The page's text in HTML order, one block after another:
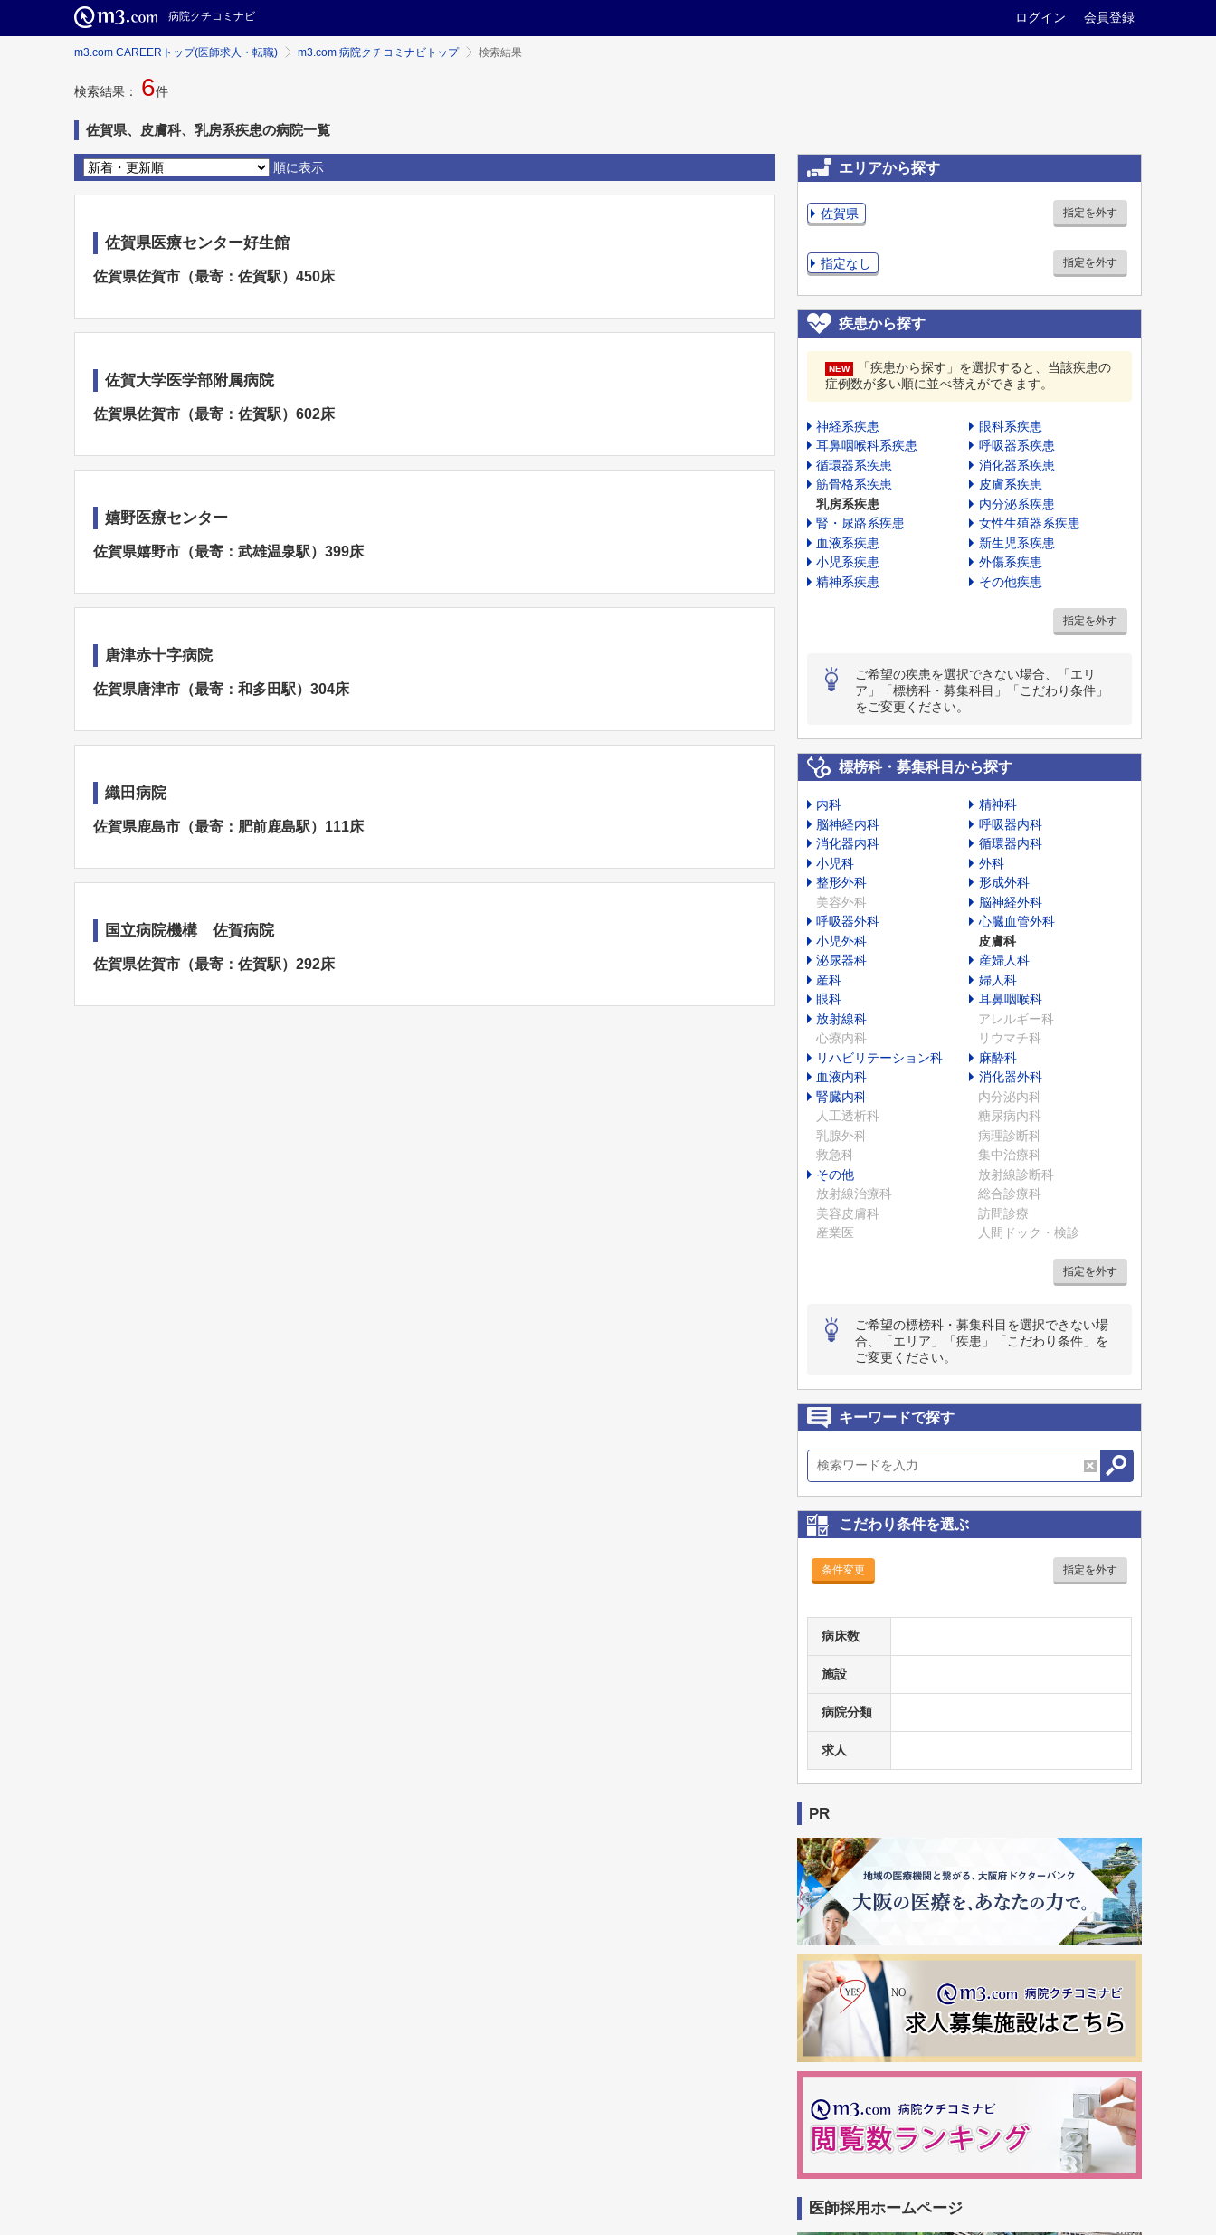
病院クチコミナビ ログイン 会員登録
m3.com CAREERトップ(医師求人・転職) m3.com 病院クチコミナビトップ 検索結果
検索結果： 6件
佐賀県、皮膚科、乳房系疾患の病院一覧
順に表示
佐賀県医療センター好生館
佐賀県佐賀市（最寄：佐賀駅）450床
佐賀大学医学部附属病院
佐賀県佐賀市（最寄：佐賀駅）602床
嬉野医療センター
佐賀県嬉野市（最寄：武雄温泉駅）399床
唐津赤十字病院
佐賀県唐津市（最寄：和多田駅）304床
織田病院
佐賀県鹿島市（最寄：肥前鹿島駅）111床
国立病院機構 佐賀病院
佐賀県佐賀市（最寄：佐賀駅）292床
エリアから探す
佐賀県 指定を外す
指定なし 指定を外す
疾患から探す
NEW
「疾患から探す」を選択すると、当該疾患の
症例数が多い順に並べ替えができます。
神経系疾患
眼科系疾患
耳鼻咽喉科系疾患
呼吸器系疾患
循環器系疾患
消化器系疾患
筋骨格系疾患
皮膚系疾患
乳房系疾患
内分泌系疾患
腎・尿路系疾患
女性生殖器系疾患
血液系疾患
新生児系疾患
小児系疾患
外傷系疾患
精神系疾患
その他疾患
指定を外す
ご希望の疾患を選択できない場合、「エリ
ア」「標榜科・募集科目」「こだわり条件」
をご変更ください。
標榜科・募集科目から探す
内科
精神科
脳神経内科
呼吸器内科
消化器内科
循環器内科
小児科
外科
整形外科
形成外科
美容外科
脳神経外科
呼吸器外科
心臓血管外科
小児外科
皮膚科
泌尿器科
産婦人科
産科
婦人科
眼科
耳鼻咽喉科
放射線科
アレルギー科
心療内科
リウマチ科
リハビリテーション科
麻酔科
血液内科
消化器外科
腎臓内科
内分泌内科
人工透析科
糖尿病内科
乳腺外科
病理診断科
救急科
集中治療科
その他
放射線診断科
放射線治療科
総合診療科
美容皮膚科
訪問診療
産業医
人間ドック・検診
指定を外す
ご希望の標榜科・募集科目を選択できない場
合、「エリア」「疾患」「こだわり条件」を
ご変更ください。
キーワードで探す
こだわり条件を選ぶ
条件変更 指定を外す
病床数
施設
病院分類
求人
PR
医師採用ホームページ